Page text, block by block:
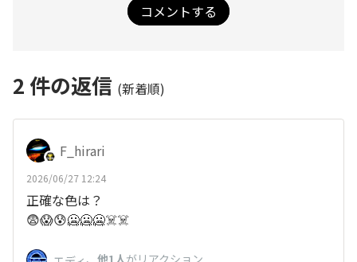
コメントする
2 件の返信 (新着順)
F_hirari
2026/06/27 12:24
正確な色は？
😨😱😰🥶🥶🥶☠️☠️
、 他1人がリアクション